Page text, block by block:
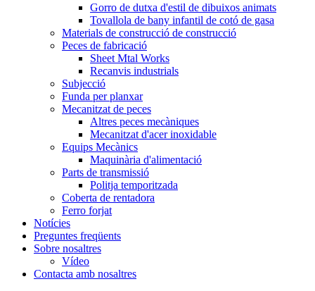
Gorro de dutxa d'estil de dibuixos animats
Tovallola de bany infantil de cotó de gasa
Materials de construcció de construcció
Peces de fabricació
Sheet Mtal Works
Recanvis industrials
Subjecció
Funda per planxar
Mecanitzat de peces
Altres peces mecàniques
Mecanitzat d'acer inoxidable
Equips Mecànics
Maquinària d'alimentació
Parts de transmissió
Politja temporitzada
Coberta de rentadora
Ferro forjat
Notícies
Preguntes freqüents
Sobre nosaltres
Vídeo
Contacta amb nosaltres